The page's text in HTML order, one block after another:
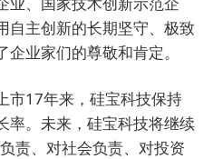
自主创新的长期坚守、极致
业家们的尊敬和肯定。
市17年来，硅宝科技保持
率。未来，硅宝科技将继续
责、对社会负责、对投资